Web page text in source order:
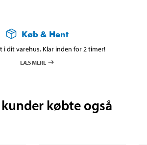
Køb & Hent
i dit varehus. Klar inden for 2 timer!
LÆS MERE
købte også